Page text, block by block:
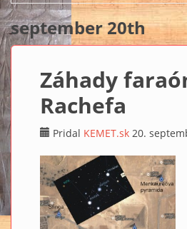
september 20th
Záhady
Rachefa
Pridal KEMET.sk 20.